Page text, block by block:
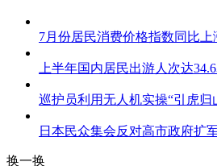
7月份居民消费价格指数同比上
上半年国内居民出游人次达
巡护员利用无人机实操“引虎归
日本民众集会反对高市政府扩
换一换